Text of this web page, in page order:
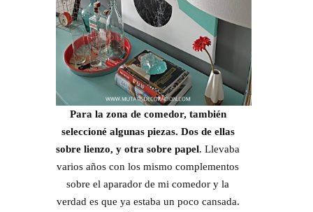
Para la zona de comedor, también
seleccioné algunas piezas. Dos de ellas
sobre lienzo, y otra sobre papel. Llevaba
varios años con los mismo complementos
sobre el aparador de mi comedor y la
verdad es que ya estaba un poco cansada.